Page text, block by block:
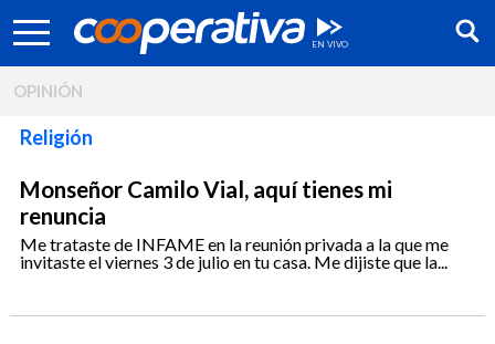
OPINIÓN
Religión
Monseñor Camilo Vial, aquí tienes mi
renuncia
Me trataste de INFAME en la reunión privada a la que me
invitaste el viernes 3 de julio en tu casa. Me dijiste que la...